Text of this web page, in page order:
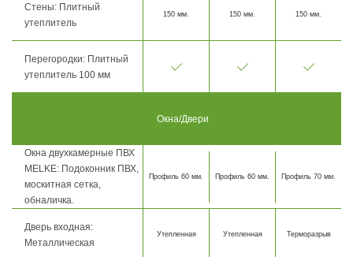
Стены: Плитный
утеплитель
150 мм. 150 мм. 150 мм.
Перегородки: Плитный
утеплитель 100 мм
Окна/Двери
Окна двухкамерные ПВХ
MELKE: Подоконник ПВХ,
москитная сетка,
обналичка.
Профиль 60 мм. Профиль 60 мм. Профиль 70 мм.
Дверь входная:
Металлическая
Утепленная Утепленная Терморазрыв